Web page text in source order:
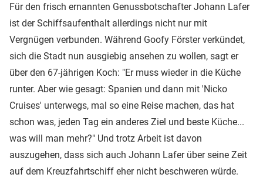
Für den frisch ernannten Genussbotschafter Johann Lafer
ist der Schiffsaufenthalt allerdings nicht nur mit
Vergnügen verbunden. Während Goofy Förster verkündet,
sich die Stadt nun ausgiebig ansehen zu wollen, sagt er
über den 67-jährigen Koch: "Er muss wieder in die Küche
runter. Aber wie gesagt: Spanien und dann mit 'Nicko
Cruises' unterwegs, mal so eine Reise machen, das hat
schon was, jeden Tag ein anderes Ziel und beste Küche...
was will man mehr?" Und trotz Arbeit ist davon
auszugehen, dass sich auch Johann Lafer über seine Zeit
auf dem Kreuzfahrtschiff eher nicht beschweren würde.